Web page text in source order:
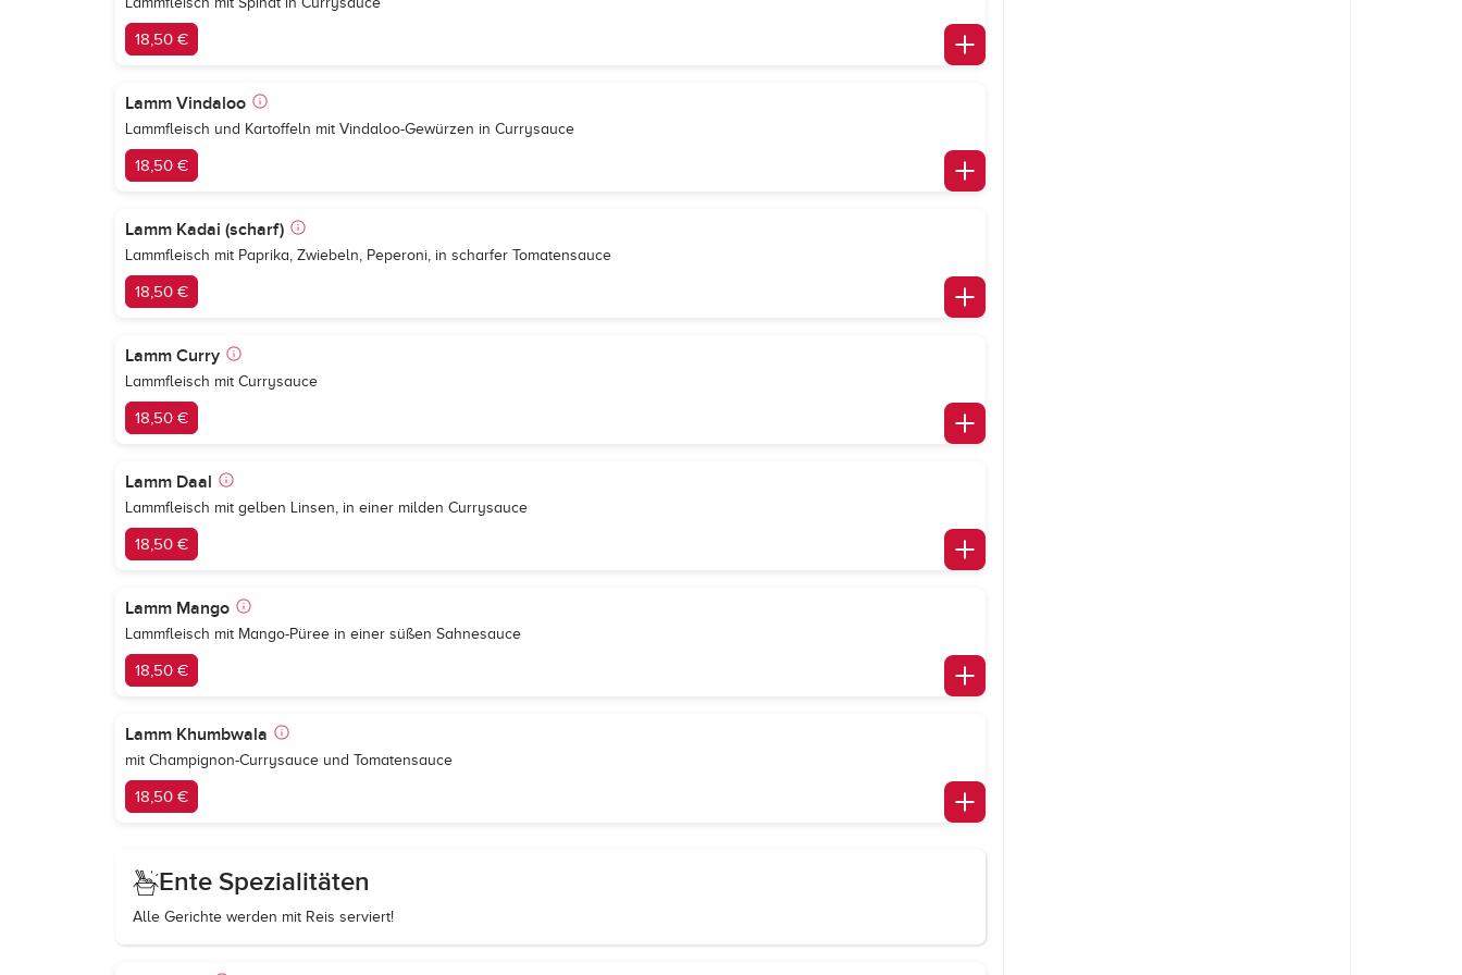
18,50 €
Lamm Vindaloo
Lammfleisch und Kartoffeln mit Vindaloo-Gewürzen in Currysauce
18,50 €
Lamm Kadai (scharf)
Lammfleisch mit Paprika, Zwiebeln, Peperoni, in scharfer Tomatensauce
18,50 €
Lamm Curry
Lammfleisch mit Currysauce
18,50 €
Lamm Daal
Lammfleisch mit gelben Linsen, in einer milden Currysauce
18,50 €
Lamm Mango
Lammfleisch mit Mango-Püree in einer süßen Sahnesauce
18,50 €
Lamm Khumbwala
mit Champignon-Currysauce und Tomatensauce
18,50 €
Ente Spezialitäten
Alle Gerichte werden mit Reis serviert!